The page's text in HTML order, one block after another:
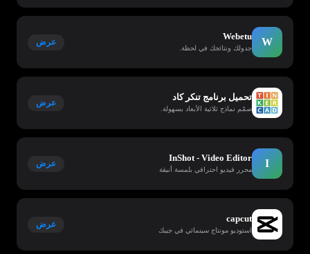
W
Webetu
جدولك ونتائجك في لحظة.
عرض
تحميل برنامج تنكر كاد
صمّم نماذج ثلاثية الأبعاد بسهولة.
عرض
I
InShot - Video Editor
محرر فيديو احترافي بلمسة أنيقة
عرض
capcut
استوديو مونتاج سينمائي في جيبك
عرض